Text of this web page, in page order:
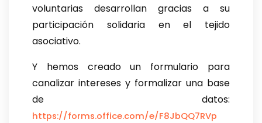
voluntarias desarrollan gracias a su
participación solidaria en el tejido
asociativo.
Y hemos creado un formulario para
canalizar intereses y formalizar una base
de datos:
https://forms.office.com/e/F8JbQQ7RVp